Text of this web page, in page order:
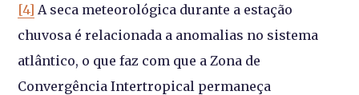
[4] A seca meteorológica durante a estação
chuvosa é relacionada a anomalias no sistema
atlântico, o que faz com que a Zona de
Convergência Intertropical permaneça